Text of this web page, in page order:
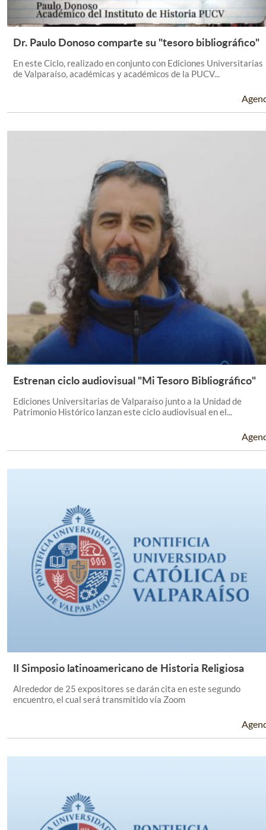
Leer Más +
Dr. Paulo Donoso comparte su "tesoro bibliográfico"
En este Ciclo, realizado en conjunto con Ediciones Universitarias
de Valparaíso, académicas y académicos de la PUCV...
Leer Más +
Estrenan ciclo audiovisual "Mi Tesoro Bibliográfico"
Ediciones Universitarias de Valparaíso junto a la Unidad de
Patrimonio Histórico lanzan este ciclo audiovisual en el...
Leer Más +
II Simposio latinoamericano de Historia Religiosa
Alrededor de 25 expositores se darán cita en este segundo
encuentro, el cual será transmitido vía Zoom